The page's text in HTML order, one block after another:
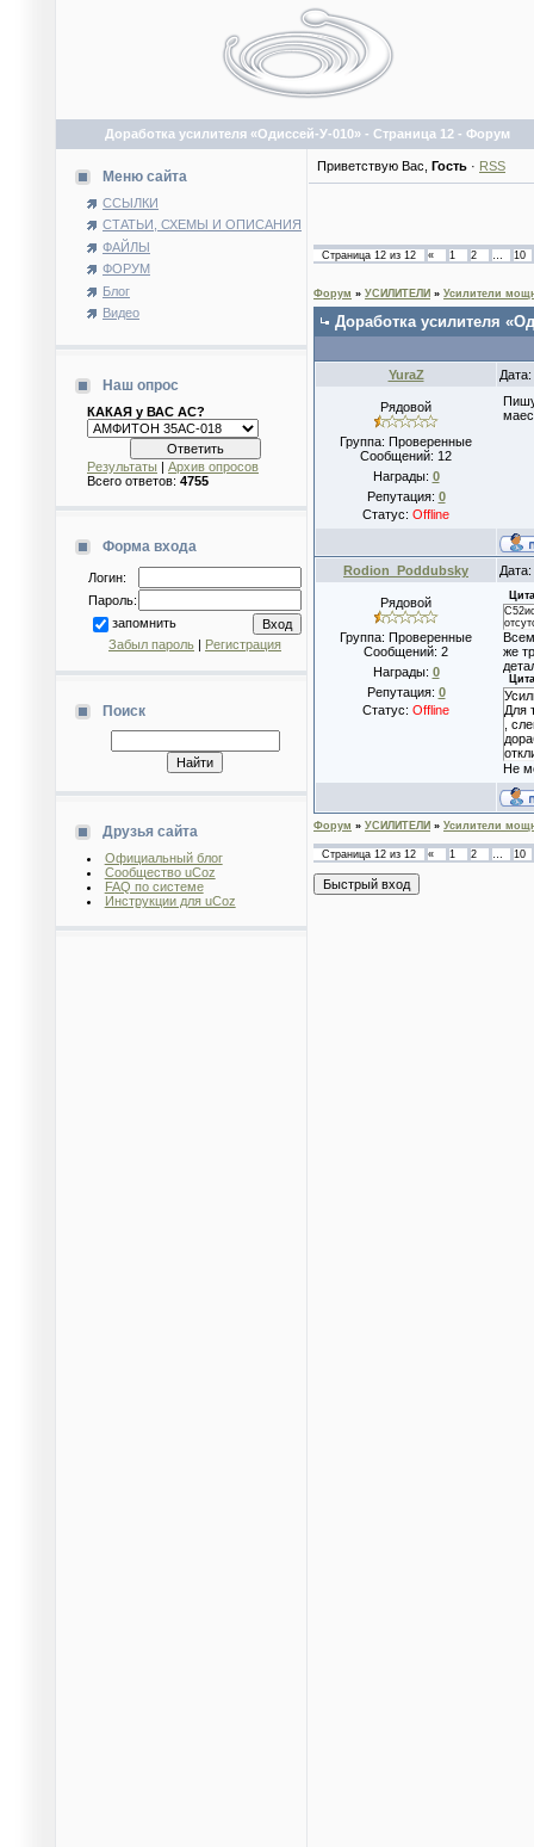
Доработка усилителя «Одиссей-У-010» - Страница 12 - Форум
Меню сайта
ССЫЛКИ
СТАТЬИ, СХЕМЫ И ОПИСАНИЯ
ФАЙЛЫ
ФОРУМ
Блог
Видео
Наш опрос
КАКАЯ у ВАС АС?
Результаты | Архив опросов
Всего ответов: 4755
Форма входа
Логин:
Пароль:
запомнить
Забыл пароль | Регистрация
Поиск
Друзья сайта
Официальный блог
Сообщество uCoz
FAQ по системе
Инструкции для uCoz
Приветствую Вас Гость · RSS
Страница 12 из 12 « 1 2 … 10
Форум » УСИЛИТЕЛИ » Усилители
Доработка усилителя
YuraZ
Рядовой
Группа: Проверенные
Сообщений: 12
Награды: 0
Репутация: 0
Статус: Offline
Rodion_Poddubsky
Рядовой
Группа: Проверенные
Сообщений: 2
Награды: 0
Репутация: 0
Статус: Offline
же
Для
,
Не
Форум » УСИЛИТЕЛИ » Усилители
Страница 12 из 12 « 1 2 … 10